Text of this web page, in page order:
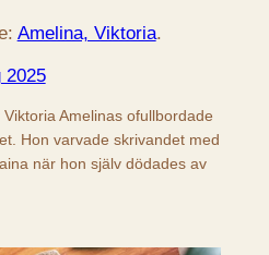
Amelina, Viktoria.
2025
Amelinas ofullbordade
Hon varvade skrivandet med
när hon själv dödades av